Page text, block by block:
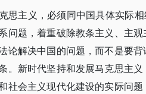
思主义，必须同中国具体实际
问题，着重破除教条主义、主
论解决中国的问题，而不是要
。新时代坚持和发展马克思主
社会主义现代化建设的实际问